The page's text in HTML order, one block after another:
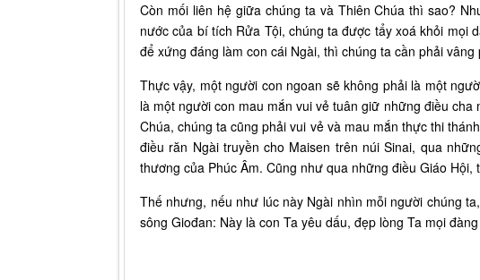
Còn mối liên hệ giữa chúng ta và Thiên Chúa thì sao?
nước của bí tích Rửa Tội, chúng ta được tẩy xoá khỏi mọi
để xứng đáng làm con cái Ngài, thì chúng ta cần phải
Thực vậy, một người con ngoan sẽ không phải là một
là một người con mau mắn vui vẻ tuân giữ những điều
Chúa, chúng ta cũng phải vui vẻ và mau mắn thực thi
điều răn Ngài truyền cho Maisen trên núi Sinai, qua
thương của Phúc Âm. Cũng như qua những điều Giáo
Thế nhưng, nếu như lúc này Ngài nhìn mỗi người chúng
sông Giođan: Này là con Ta yêu dấu, đẹp lòng Ta mọi